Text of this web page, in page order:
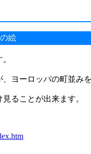
絵
ヨーロッパの町並み
ることが出来ます。